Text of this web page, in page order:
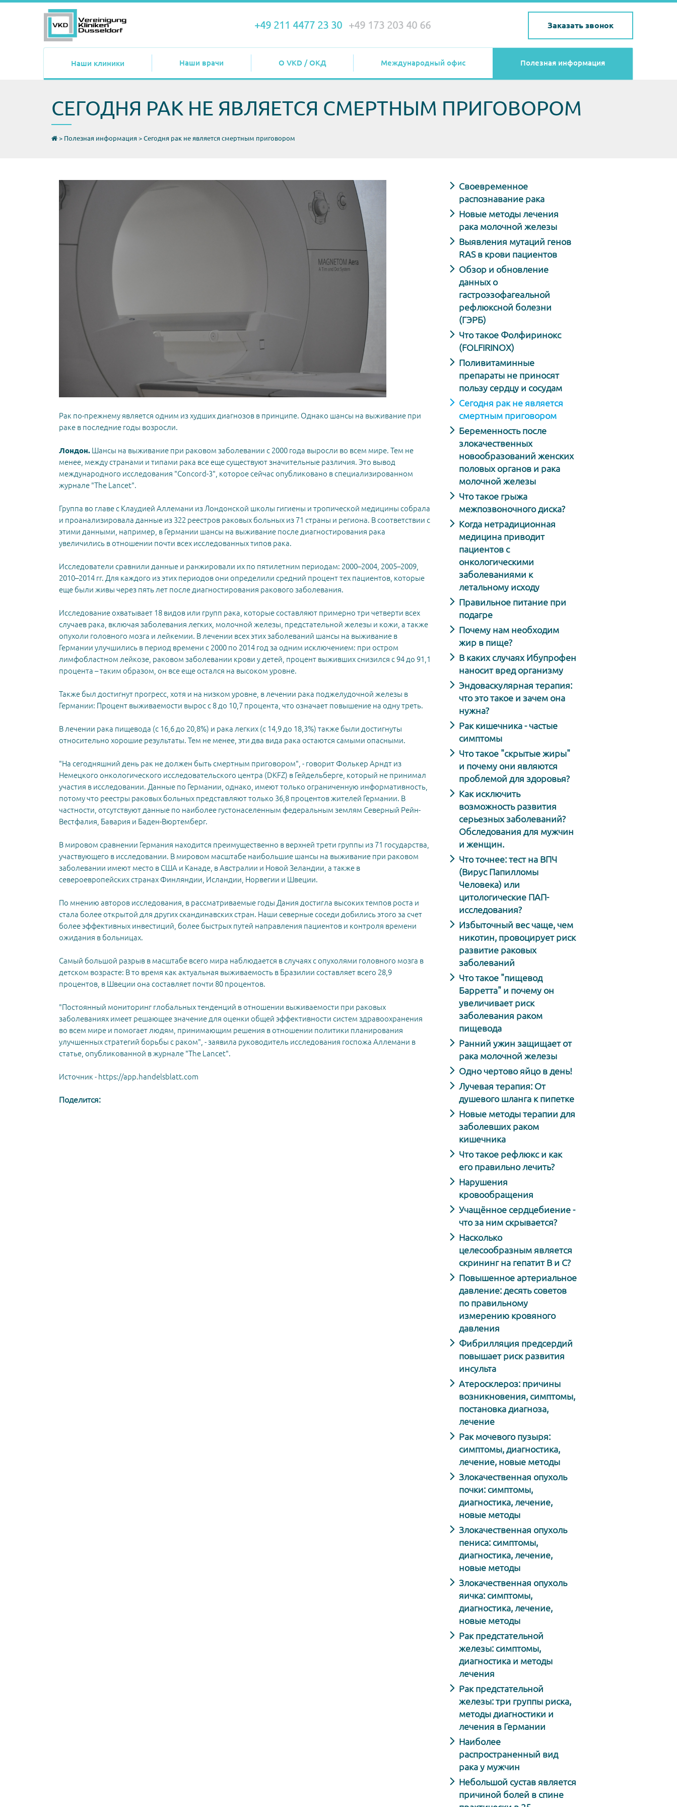
+49 211 4477 23 30 +49 173 203 40 66 Заказать звонок
Наши клиники Наши врачи О VKD / ОКД Международный офис Полезная информация
СЕГОДНЯ РАК НЕ ЯВЛЯЕТСЯ СМЕРТНЫМ ПРИГОВОРОМ
> Полезная информация > Сегодня рак не является смертным приговором
Рак по-прежнему является одним из худших диагнозов в принципе. Однако шансы на выживание при
раке в последние годы возросли.
Лондон. Шансы на выживание при раковом заболевании с 2000 года выросли во всем мире. Тем не
менее, между странами и типами рака все еще существуют значительные различия. Это вывод
международного исследования "Concord-3", которое сейчас опубликовано в специализированном
журнале "The Lancet".
Группа во главе с Клаудией Аллемани из Лондонской школы гигиены и тропической медицины собрала
и проанализировала данные из 322 реестров раковых больных из 71 страны и региона. В соответствии с
этими данными, например, в Германии шансы на выживание после диагностирования рака
увеличились в отношении почти всех исследованных типов рака.
Исследователи сравнили данные и ранжировали их по пятилетним периодам: 2000–2004, 2005–2009,
2010–2014 гг. Для каждого из этих периодов они определили средний процент тех пациентов, которые
еще были живы через пять лет после диагностирования ракового заболевания.
Исследование охватывает 18 видов или групп рака, которые составляют примерно три четверти всех
случаев рака, включая заболевания легких, молочной железы, предстательной железы и кожи, а также
опухоли головного мозга и лейкемии. В лечении всех этих заболеваний шансы на выживание в
Германии улучшились в период времени с 2000 по 2014 год за одним исключением: при остром
лимфобластном лейкозе, раковом заболевании крови у детей, процент выживших снизился с 94 до 91,1
процента – таким образом, он все еще остался на высоком уровне.
Также был достигнут прогресс, хотя и на низком уровне, в лечении рака поджелудочной железы в
Германии: Процент выживаемости вырос с 8 до 10,7 процента, что означает повышение на одну треть.
В лечении рака пищевода (с 16,6 до 20,8%) и рака легких (с 14,9 до 18,3%) также были достигнуты
относительно хорошие результаты. Тем не менее, эти два вида рака остаются самыми опасными.
"На сегодняшний день рак не должен быть смертным приговором", - говорит Фолькер Арндт из
Немецкого онкологического исследовательского центра (DKFZ) в Гейдельберге, который не принимал
участия в исследовании. Данные по Германии, однако, имеют только ограниченную информативность,
потому что реестры раковых больных представляют только 36,8 процентов жителей Германии. В
частности, отсутствуют данные по наиболее густонаселенным федеральным землям Северный Рейн-
Вестфалия, Бавария и Баден-Вюртемберг.
В мировом сравнении Германия находится преимущественно в верхней трети группы из 71 государства,
участвующего в исследовании. В мировом масштабе наибольшие шансы на выживание при раковом
заболевании имеют место в США и Канаде, в Австралии и Новой Зеландии, а также в
североевропейских странах Финляндии, Исландии, Норвегии и Швеции.
По мнению авторов исследования, в рассматриваемые годы Дания достигла высоких темпов роста и
стала более открытой для других скандинавских стран. Наши северные соседи добились этого за счет
более эффективных инвестиций, более быстрых путей направления пациентов и контроля времени
ожидания в больницах.
Самый большой разрыв в масштабе всего мира наблюдается в случаях с опухолями головного мозга в
детском возрасте: В то время как актуальная выживаемость в Бразилии составляет всего 28,9
процентов, в Швеции она составляет почти 80 процентов.
"Постоянный мониторинг глобальных тенденций в отношении выживаемости при раковых
заболеваниях имеет решающее значение для оценки общей эффективности систем здравоохранения
во всем мире и помогает людям, принимающим решения в отношении политики планирования
улучшенных стратегий борьбы с раком", - заявила руководитель исследования госпожа Аллемани в
статье, опубликованной в журнале "The Lancet".
Источник - https://app.handelsblatt.com
Поделится:
Своевременное
распознавание рака
Новые методы лечения
рака молочной железы
Выявления мутаций генов
RAS в крови пациентов
Обзор и обновление
данных о
гастроэзофагеальной
рефлюксной болезни
(ГЭРБ)
Что такое Фолфиринокс
(FOLFIRINOX)
Поливитаминные
препараты не приносят
пользу сердцу и сосудам
Сегодня рак не является
смертным приговором
Беременность после
злокачественных
новообразований женских
половых органов и рака
молочной железы
Что такое грыжа
межпозвоночного диска?
Когда нетрадиционная
медицина приводит
пациентов с
онкологическими
заболеваниями к
летальному исходу
Правильное питание при
подагре
Почему нам необходим
жир в пище?
В каких случаях Ибупрофен
наносит вред организму
Эндоваскулярная терапия:
что это такое и зачем она
нужна?
Рак кишечника - частые
симптомы
Что такое "скрытые жиры"
и почему они являются
проблемой для здоровья?
Как исключить
возможность развития
серьезных заболеваний?
Обследования для мужчин
и женщин.
Что точнее: тест на ВПЧ
(Вирус Папилломы
Человека) или
цитологические ПАП-
исследования?
Избыточный вес чаще, чем
никотин, провоцирует риск
развитие раковых
заболеваний
Что такое "пищевод
Барретта" и почему он
увеличивает риск
заболевания раком
пищевода
Ранний ужин защищает от
рака молочной железы
Одно чертово яйцо в день!
Лучевая терапия: От
душевого шланга к пипетке
Новые методы терапии для
заболевших раком
кишечника
Что такое рефлюкс и как
его правильно лечить?
Нарушения
кровообращения
Учащённое сердцебиение -
что за ним скрывается?
Насколько
целесообразным является
скрининг на гепатит В и С?
Повышенное артериальное
давление: десять советов
по правильному
измерению кровяного
давления
Фибрилляция предсердий
повышает риск развития
инсульта
Атеросклероз: причины
возникновения, симптомы,
постановка диагноза,
лечение
Рак мочевого пузыря:
симптомы, диагностика,
лечение, новые методы
Злокачественная опухоль
почки: симптомы,
диагностика, лечение,
новые методы
Злокачественная опухоль
пениса: симптомы,
диагностика, лечение,
новые методы
Злокачественная опухоль
яичка: симптомы,
диагностика, лечение,
новые методы
Рак предстательной
железы: симптомы,
диагностика и методы
лечения
Рак предстательной
железы: три группы риска,
методы диагностики и
лечения в Германии
Наиболее
распространенный вид
рака у мужчин
Небольшой сустав является
причиной болей в спине